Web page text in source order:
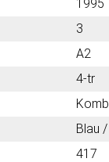
1995
3
A2
4-tr
Blau
417